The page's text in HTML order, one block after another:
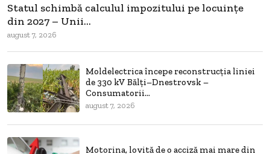
Statul schimbă calculul impozitului pe locuințe
din 2027 – Unii...
august 7, 2026
Moldelectrica începe reconstrucția liniei
de 330 kV Bălți–Dnestrovsk –
Consumatorii...
august 7, 2026
Motorina, lovită de o acciză mai mare din